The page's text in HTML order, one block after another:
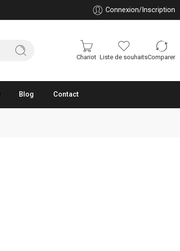
Connexion/Inscription
Chariot Liste de souhaitsComparer
Blog Contact